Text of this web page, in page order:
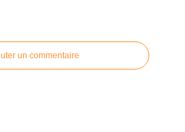
un commentaire